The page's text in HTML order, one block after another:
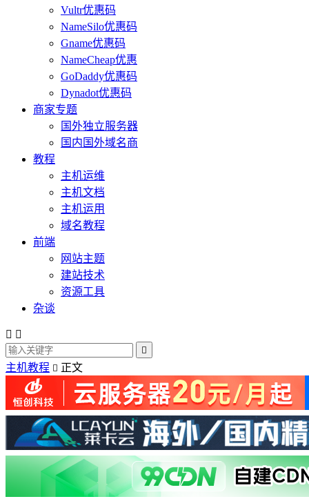
Vultr优惠码
NameSilo优惠码
Gname优惠码
NameCheap优惠
GoDaddy优惠码
Dynadot优惠码
商家专题
国外独立服务器
国内国外域名商
教程
主机运维
主机文档
主机运用
域名教程
前端
网站主题
建站技术
资源工具
杂谈
 

主机教程  正文